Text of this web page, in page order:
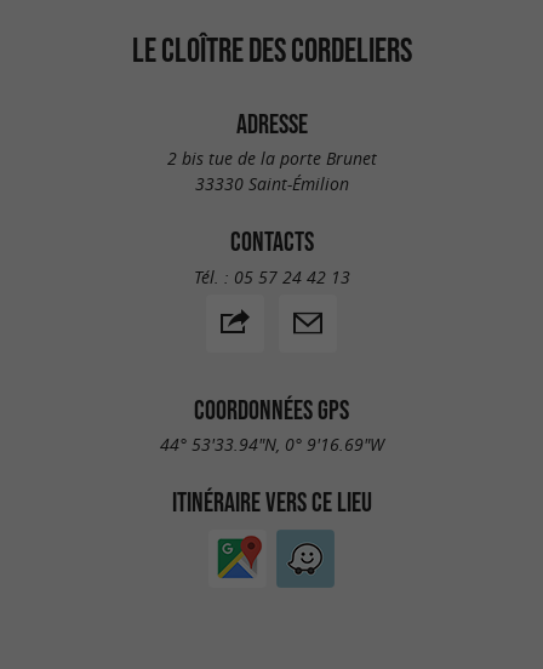
LE CLOÎTRE DES CORDELIERS
ADRESSE
2 bis tue de la porte Brunet
33330 Saint-Émilion
CONTACTS
Tél. : 05 57 24 42 13
COORDONNÉES GPS
44° 53'33.94"N, 0° 9'16.69"W
ITINÉRAIRE VERS CE LIEU